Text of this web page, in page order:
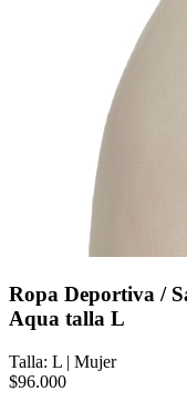
Ropa Deportiva /
Aqua talla L
Talla: L | Mujer
$96.000